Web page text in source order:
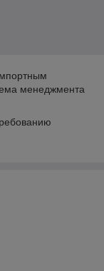
менеджмента